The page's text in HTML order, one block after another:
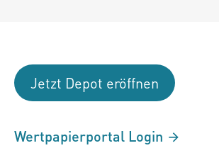
Jetzt Depot eröffnen
Wertpapierportal Login